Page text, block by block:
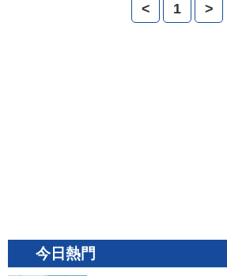
< 1 >
今日熱門